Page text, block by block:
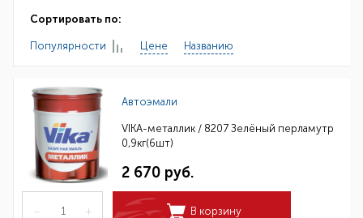
Сортировать по:
Популярности Цене Названию
Автоэмали
VIKA-металлик / 8207 Зелёный перламутр
0,9кг(6шт)
2 670 руб.
– + В корзину